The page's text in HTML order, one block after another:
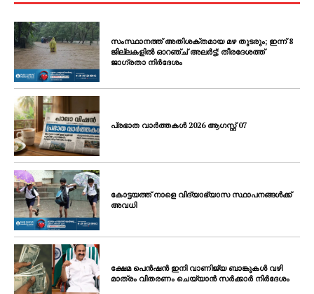
സംസ്ഥാനത്ത് അതിശക്തമായ മഴ തുടരും; ഇന്ന് 8
ജില്ലകളിൽ ഓറഞ്ച് അലർട്ട്; തീരദേശത്ത്
ജാഗ്രതാ നിർദേശം
പ്രഭാത വാർത്തകൾ 2026 ആഗസ്റ്റ് 07
കോട്ടയത്ത് നാളെ വിദ്യാഭ്യാസ സ്ഥാപനങ്ങൾക്ക്
അവധി
ക്ഷേമ പെൻഷൻ ഇനി വാണിജ്യ ബാങ്കുകൾ വഴി
മാത്രം വിതരണം ചെയ്യാൻ സർക്കാർ നിർദേശം